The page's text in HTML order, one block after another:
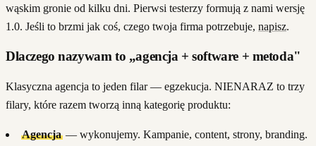
wąskim gronie od kilku dni. Pierwsi testerzy formują z nami wersję
1.0. Jeśli to brzmi jak coś, czego twoja firma potrzebuje, napisz.
Dlaczego nazywam to „agencja + software + metoda"
Klasyczna agencja to jeden filar — egzekucja. NIENARAZ to trzy
filary, które razem tworzą inną kategorię produktu:
Agencja— wykonujemy. Kampanie, content, strony, branding.